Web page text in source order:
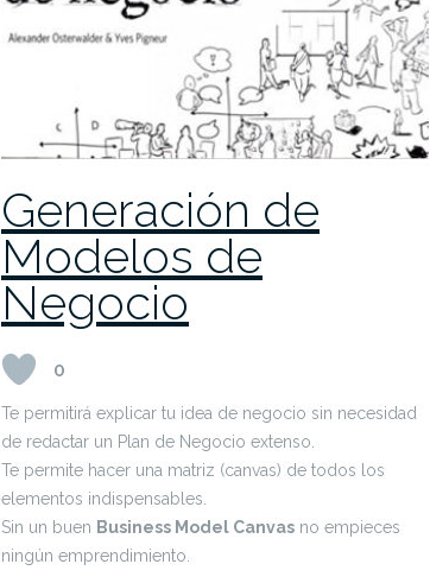
Generación de
Modelos de
Negocio
0
Te permitirá explicar tu idea de negocio sin necesidad
de redactar un Plan de Negocio extenso.
Te permite hacer una matriz (canvas) de todos los
elementos indispensables.
Sin un buen Business Model Canvas no empieces
ningún emprendimiento.